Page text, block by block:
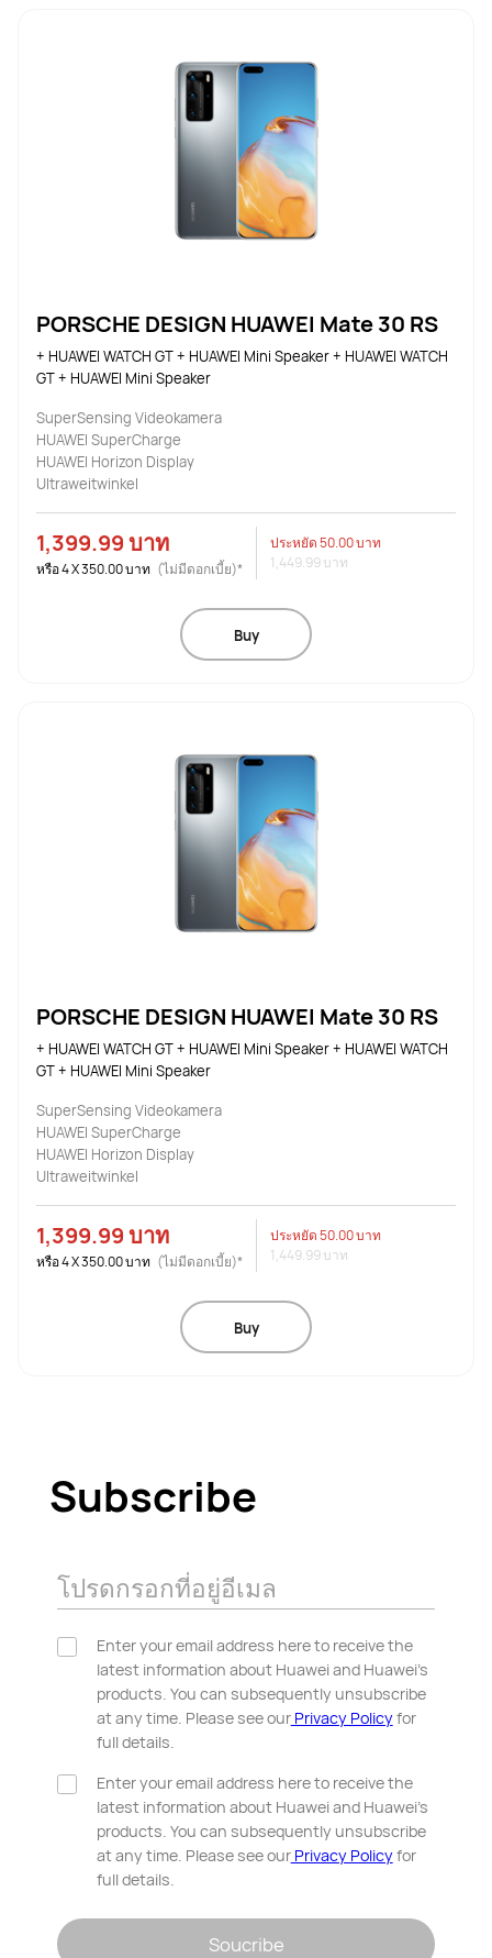
PORSCHE DESIGN HUAWEI Mate 30 RS
+ HUAWEI WATCH GT + HUAWEI Mini Speaker + HUAWEI WATCH
GT + HUAWEI Mini Speaker
SuperSensing Videokamera
HUAWEI SuperCharge
HUAWEI Horizon Display
Ultraweitwinkel
1,399.99 บาท
หรือ4X350.00 บาท (ไม่มีดอกเบี้ย)*
ประหยัด 50.00 บาท
1,449.99 บาท
Buy
PORSCHE DESIGN HUAWEI Mate 30 RS
+ HUAWEI WATCH GT + HUAWEI Mini Speaker + HUAWEI WATCH
GT + HUAWEI Mini Speaker
SuperSensing Videokamera
HUAWEI SuperCharge
HUAWEI Horizon Display
Ultraweitwinkel
1,399.99 บาท
หรือ4X350.00 บาท (ไม่มีดอกเบี้ย)*
ประหยัด 50.00 บาท
1,449.99 บาท
Buy
Subscribe
โปรดกรอกที่อยู่อีเมล
Enter your email address here to receive the
latest information about Huawei and Huawei’s
products. You can subsequently unsubscribe
at any time. Please see ourPrivacy Policyfor
full details.
Enter your email address here to receive the
latest information about Huawei and Huawei’s
products. You can subsequently unsubscribe
at any time. Please see ourPrivacy Policyfor
full details.
Soucribe